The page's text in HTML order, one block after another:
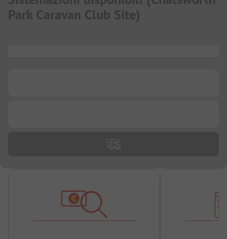
Park Caravan Club Site)